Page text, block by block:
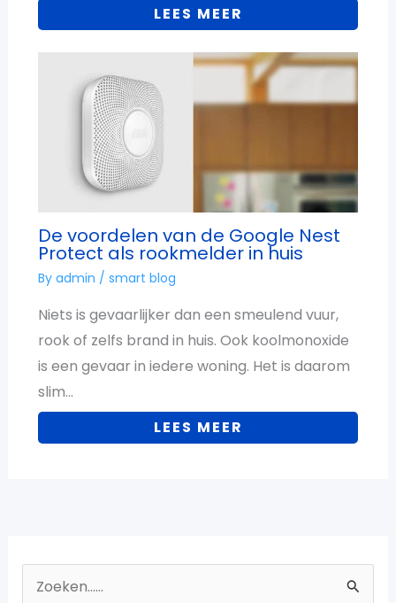
LEES MEER
De voordelen van de Google Nest
Protect als rookmelder in huis
By admin / smart blog
Niets is gevaarlijker dan een smeulend vuur,
rook of zelfs brand in huis. Ook koolmonoxide
is een gevaar in iedere woning. Het is daarom
slim…
LEES MEER